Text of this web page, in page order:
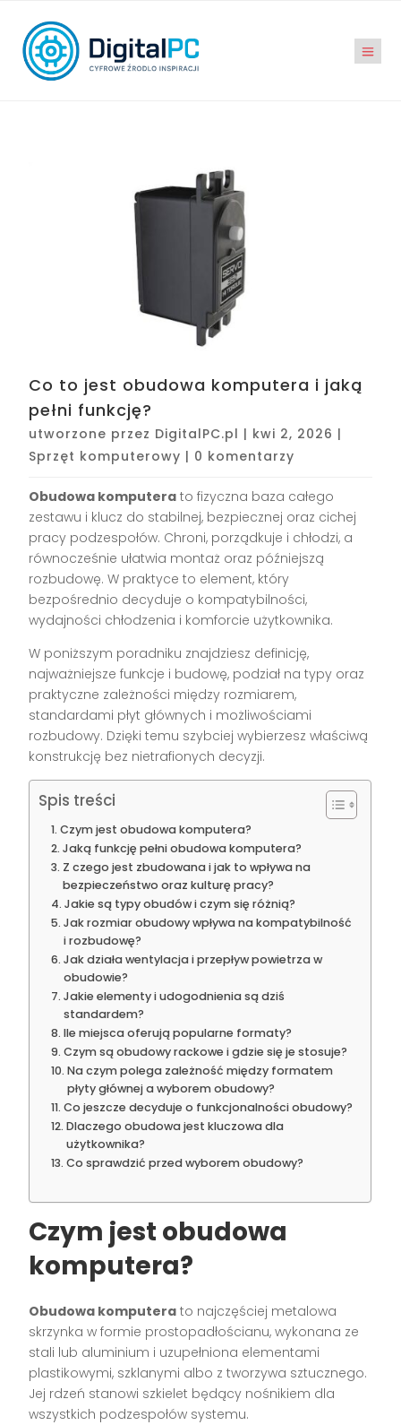
Co to jest obudowa komputera i jaką
pełni funkcję?
utworzone przez DigitalPC.pl | kwi 2, 2026 |
Sprzęt komputerowy | 0 komentarzy
Obudowa komputera to fizyczna baza całego
zestawu i klucz do stabilnej, bezpiecznej oraz cichej
pracy podzespołów. Chroni, porządkuje i chłodzi, a
równocześnie ułatwia montaż oraz późniejszą
rozbudowę. W praktyce to element, który
bezpośrednio decyduje o kompatybilności,
wydajności chłodzenia i komforcie użytkownika.
W poniższym poradniku znajdziesz definicję,
najważniejsze funkcje i budowę, podział na typy oraz
praktyczne zależności między rozmiarem,
standardami płyt głównych i możliwościami
rozbudowy. Dzięki temu szybciej wybierzesz właściwą
konstrukcję bez nietrafionych decyzji.
Spis treści
Czym jest obudowa komputera?
Jaką funkcję pełni obudowa komputera?
Z czego jest zbudowana i jak to wpływa na
bezpieczeństwo oraz kulturę pracy?
Jakie są typy obudów i czym się różnią?
Jak rozmiar obudowy wpływa na kompatybilność
i rozbudowę?
Jak działa wentylacja i przepływ powietrza w
obudowie?
Jakie elementy i udogodnienia są dziś
standardem?
Ile miejsca oferują popularne formaty?
Czym są obudowy rackowe i gdzie się je stosuje?
Na czym polega zależność między formatem
płyty głównej a wyborem obudowy?
Co jeszcze decyduje o funkcjonalności obudowy?
Dlaczego obudowa jest kluczowa dla
użytkownika?
Co sprawdzić przed wyborem obudowy?
Czym jest obudowa
komputera?
Obudowa komputera to najczęściej metalowa
skrzynka w formie prostopadłościanu, wykonana ze
stali lub aluminium i uzupełniona elementami
plastikowymi, szklanymi albo z tworzywa sztucznego.
Jej rdzeń stanowi szkielet będący nośnikiem dla
wszystkich podzespołów systemu.